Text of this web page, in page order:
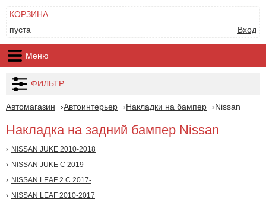
КОРЗИНА
пуста
Вход
Меню
ФИЛЬТР
Автомагазин Автоинтерьер Накладки на бампер Nissan
Накладка на задний бампер Nissan
NISSAN JUKE 2010-2018
NISSAN JUKE С 2019-
NISSAN LEAF 2 С 2017-
NISSAN LEAF 2010-2017